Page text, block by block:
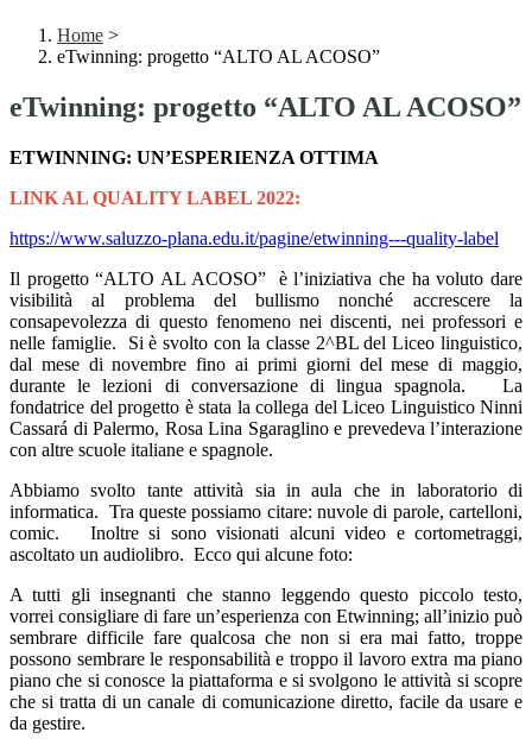
Home >
eTwinning: progetto “ALTO AL ACOSO”
eTwinning: progetto “ALTO AL ACOSO”
ETWINNING: UN’ESPERIENZA OTTIMA
LINK AL QUALITY LABEL 2022:
https://www.saluzzo-plana.edu.it/pagine/etwinning---quality-label
Il progetto “ALTO AL ACOSO” è l’iniziativa che ha voluto dare
visibilità al problema del bullismo nonché accrescere la
consapevolezza di questo fenomeno nei discenti, nei professori e
nelle famiglie. Si è svolto con la classe 2^BL del Liceo linguistico,
dal mese di novembre fino ai primi giorni del mese di maggio,
durante le lezioni di conversazione di lingua spagnola. La
fondatrice del progetto è stata la collega del Liceo Linguistico Ninni
Cassará di Palermo, Rosa Lina Sgaraglino e prevedeva l’interazione
con altre scuole italiane e spagnole.
Abbiamo svolto tante attività sia in aula che in laboratorio di
informatica. Tra queste possiamo citare: nuvole di parole, cartelloni,
comic. Inoltre si sono visionati alcuni video e cortometraggi,
ascoltato un audiolibro. Ecco qui alcune foto:
A tutti gli insegnanti che stanno leggendo questo piccolo testo,
vorrei consigliare di fare un’esperienza con Etwinning; all’inizio può
sembrare difficile fare qualcosa che non si era mai fatto, troppe
possono sembrare le responsabilità e troppo il lavoro extra ma piano
piano che si conosce la piattaforma e si svolgono le attività si scopre
che si tratta di un canale di comunicazione diretto, facile da usare e
da gestire.